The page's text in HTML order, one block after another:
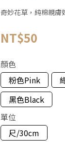
奇妙花草，純棉親膚
NT$50
顏色
粉色Pink
黑色Black
單位
尺/30cm